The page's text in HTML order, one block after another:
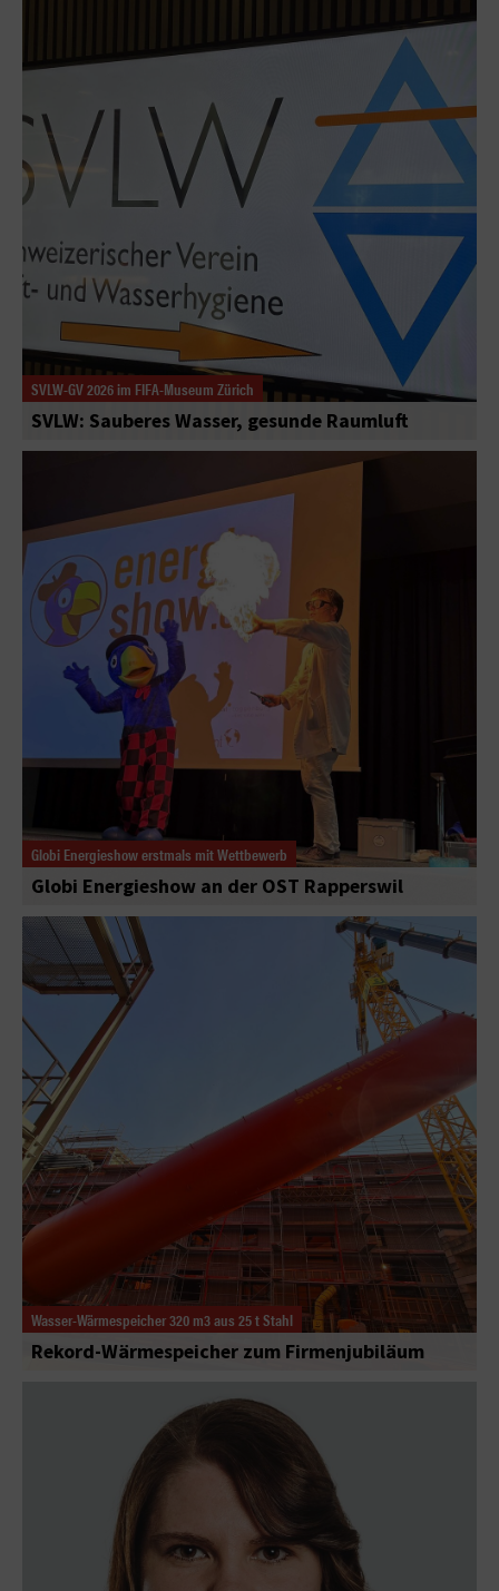
SVLW-GV 2026 im FIFA-Museum Zürich
SVLW: Sauberes Wasser, gesunde Raumluft
Globi Energieshow erstmals mit Wettbewerb
Globi Energieshow an der OST Rapperswil
Wasser-Wärmespeicher 320 m3 aus 25 t Stahl
Rekord-Wärmespeicher zum Firmenjubiläum